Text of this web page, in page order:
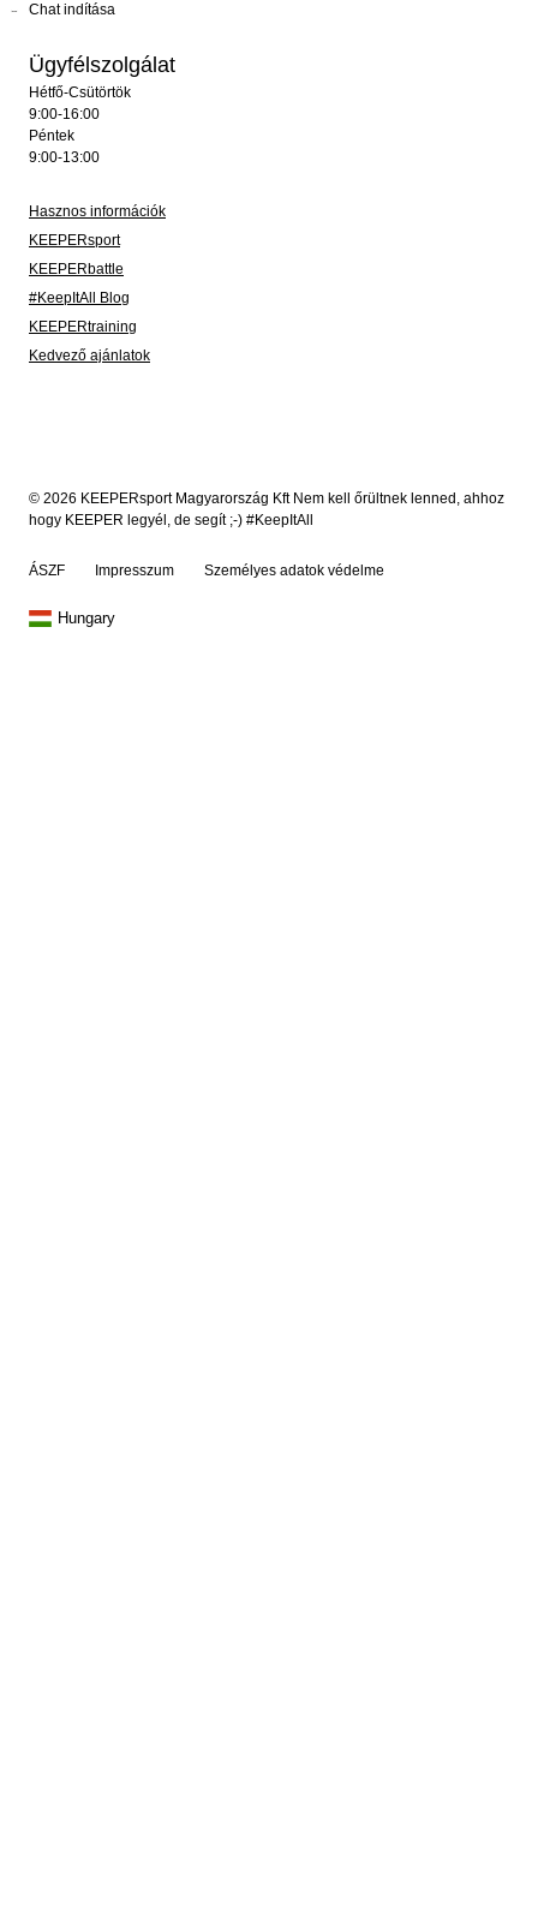
Chat indítása
Ügyfélszolgálat
Hétfő-Csütörtök
9:00-16:00
Péntek
9:00-13:00
Hasznos információk
KEEPERsport
KEEPERbattle
#KeepItAll Blog
KEEPERtraining
Kedvező ajánlatok
© 2026 KEEPERsport Magyarország Kft Nem kell őrültnek lenned, ahhoz
hogy KEEPER legyél, de segít ;-) #KeepItAll
ÁSZF Impresszum Személyes adatok védelme
Hungary